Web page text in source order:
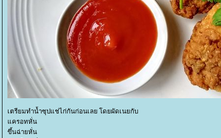
เตรียมทำน้ำซุปแช่ไก่กันก่อนเลย โดยผัดเนยกับ
ครอทหั่น
ขึ้นฉ่ายหั่น